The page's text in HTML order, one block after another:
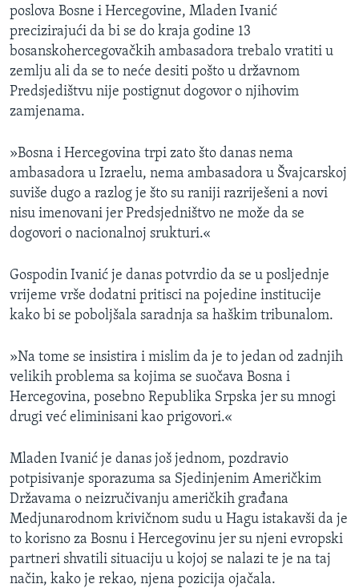
poslova Bosne i Hercegovine, Mladen Ivanić
precizirajući da bi se do kraja godine 13
bosanskohercegovačkih ambasadora trebalo vratiti u
zemlju ali da se to neće desiti pošto u državnom
Predsjedištvu nije postignut dogovor o njihovim
zamjenama.
»Bosna i Hercegovina trpi zato što danas nema
ambasadora u Izraelu, nema ambasadora u Švajcarskoj
suviše dugo a razlog je što su raniji razriješeni a novi
nisu imenovani jer Predsjedništvo ne može da se
dogovori o nacionalnoj srukturi.«
Gospodin Ivanić je danas potvrdio da se u posljednje
vrijeme vrše dodatni pritisci na pojedine institucije
kako bi se poboljšala saradnja sa haškim tribunalom.
»Na tome se insistira i mislim da je to jedan od zadnjih
velikih problema sa kojima se suočava Bosna i
Hercegovina, posebno Republika Srpska jer su mnogi
drugi već eliminisani kao prigovori.«
Mladen Ivanić je danas još jednom, pozdravio
potpisivanje sporazuma sa Sjedinjenim Američkim
Državama o neizručivanju američkih građana
Medjunarodnom krivičnom sudu u Hagu istakavši da je
to korisno za Bosnu i Hercegovinu jer su njeni evropski
partneri shvatili situaciju u kojoj se nalazi te je na taj
način, kako je rekao, njena pozicija ojačala.